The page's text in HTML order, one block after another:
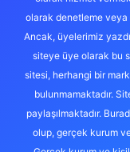
olarak denetleme veya
Ancak, üyelerimiz
siteye üye olarak bu
sitesi, herhangi bir
bulunmamaktadır.
paylaşılmaktadır.
olup, gerçek kurum